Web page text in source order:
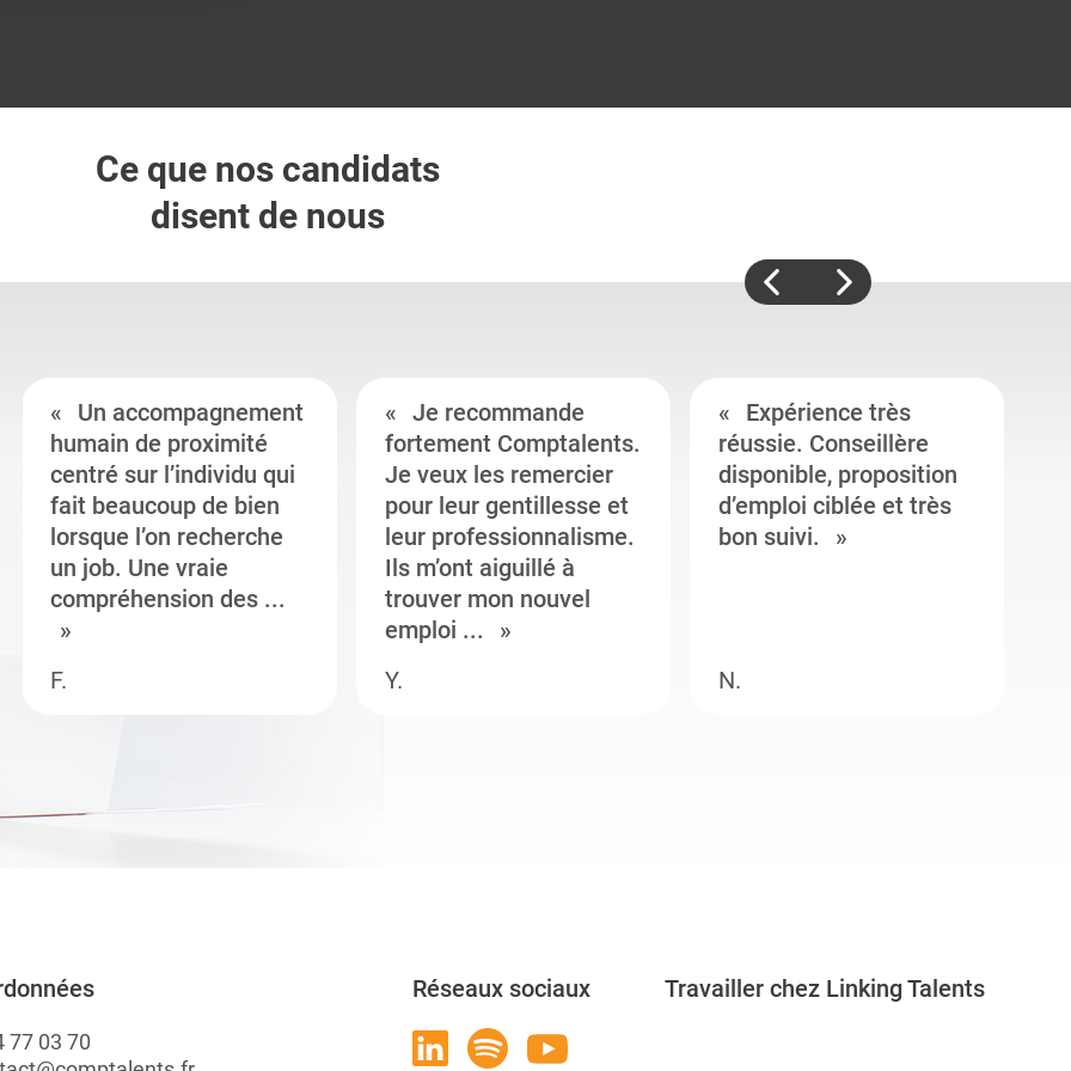
Ce que nos candidats
disent de nous
Un accompagnement
humain de proximité
centré sur l’individu qui
fait beaucoup de bien
lorsque l’on recherche
un job. Une vraie
compréhension des ...
F.
Je recommande
fortement Comptalents.
Je veux les remercier
pour leur gentillesse et
leur professionnalisme.
Ils m’ont aiguillé à
trouver mon nouvel
emploi ...
Y.
Expérience très
réussie. Conseillère
disponible, proposition
d’emploi ciblée et très
bon suivi.
N.
77 03 70
Réseaux sociaux Travailler chez Linking Talents